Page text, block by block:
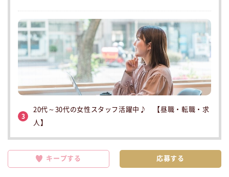
3
20代～30代の女性スタッフ活躍中♪ 【昼職・転職・求
人】
キープする